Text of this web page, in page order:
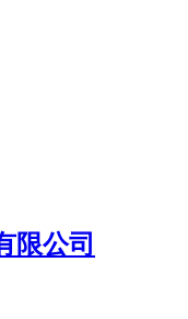
限公司